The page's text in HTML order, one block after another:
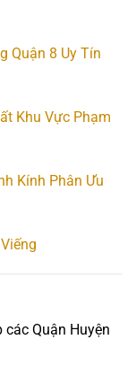
Quận 8 Uy Tín
Khu Vực Phạm
Kính Phân Ưu
Quận Huyện